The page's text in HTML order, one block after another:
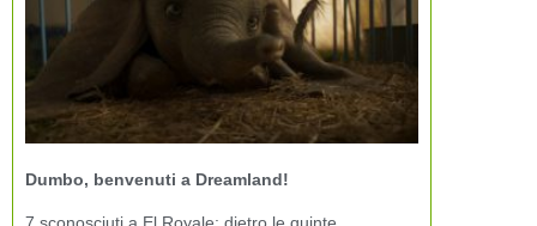
Dumbo, benvenuti a Dreamland!